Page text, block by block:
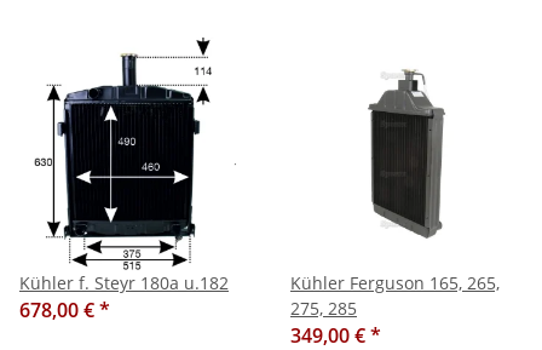
Kühler f. Steyr 180a u.182
678,00 €*
Kühler Ferguson 165, 265,
275, 285
349,00 €*